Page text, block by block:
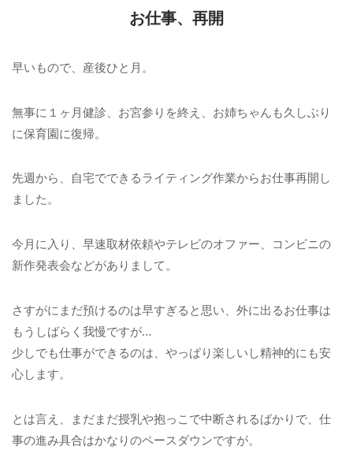
お仕事、再開
早いもので、産後ひと月。
無事に１ヶ月健診、お宮参りを終え、お姉ちゃんも久しぶり
に保育園に復帰。
先週から、自宅でできるライティング作業からお仕事再開し
ました。
今月に入り、早速取材依頼やテレビのオファー、コンビニの
新作発表会などがありまして。
さすがにまだ預けるのは早すぎると思い、外に出るお仕事は
もうしばらく我慢ですが…
少しでも仕事ができるのは、やっぱり楽しいし精神的にも安
心します。
とは言え、まだまだ授乳や抱っこで中断されるばかりで、仕
事の進み具合はかなりのペースダウンですが。